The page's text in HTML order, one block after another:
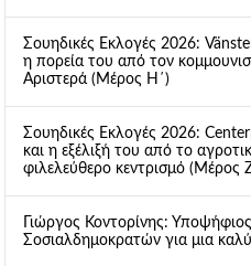
Σουηδικές Εκλογές 2026:
η πορεία του από τον
Αριστερά (Μέρος Η΄)
Σουηδικές Εκλογές 2026:
και η εξέλιξή του από το
φιλελεύθερο κεντρισμό (Μέρος
Γιώργος Κοντορίνης:
Σοσιαλδημοκρατών για μια